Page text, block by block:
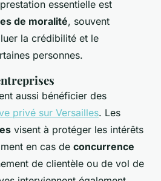
essentielle est
de moralité, souvent
la crédibilité et le
personnes.
aussi bénéficier des
privé sur Versailles. Les
visent à protéger les intérêts
en cas de concurrence
de clientèle ou de vol de